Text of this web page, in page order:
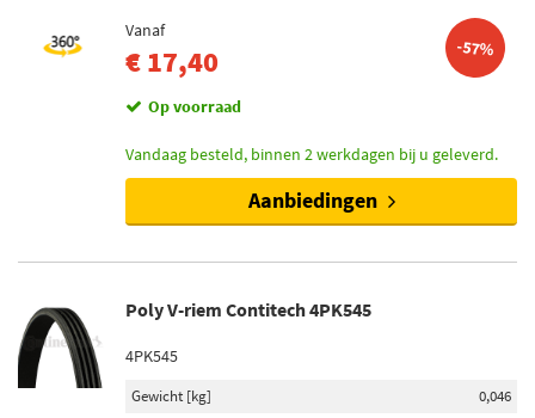
Vanaf
€ 17,40 -57%
Op voorraad
Vandaag besteld, binnen 2 werkdagen bij u geleverd.
Aanbiedingen
Poly V-riem Contitech 4PK545
4PK545
Gewicht [kg]
0,046